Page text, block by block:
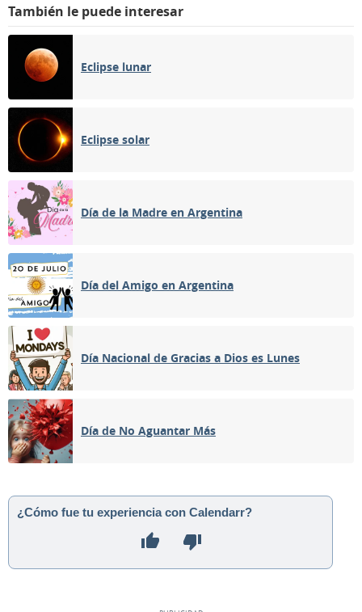
También le puede interesar
Eclipse lunar
Eclipse solar
Día de la Madre en Argentina
Día del Amigo en Argentina
Día Nacional de Gracias a Dios es Lunes
Día de No Aguantar Más
¿Cómo fue tu experiencia con Calendarr?